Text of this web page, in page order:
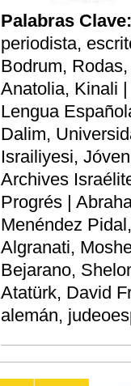
Palabras Clave:
periodista,
Bodrum,
Anatolia, Kinali
Lengua
Dalim,
Israiliyesi,
Archives
Progrés |
Menéndez
Algranati,
Bejarano,
Atatürk, David
alemán,